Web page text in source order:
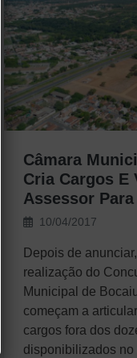
Câmara
Cria Cargos E
Assessor
10/04/2017
Depois de
realização do
Municipal de
começam a
cargos fora dos
disponibilizados